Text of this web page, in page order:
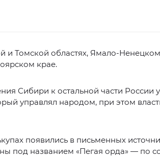
и Томской областях, Ямало-Ненецком
крае.
Сибири к остальной части России
управлял народом, при этом
появились в письменных
под названием «Пегая орда» — по